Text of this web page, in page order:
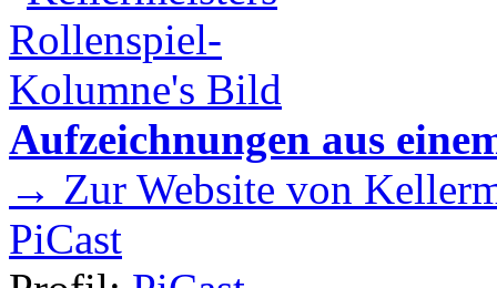
Aufzeichnungen aus
→ Zur Website von
PiCast